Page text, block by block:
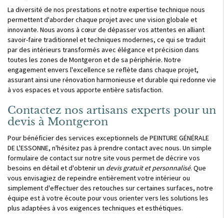
La diversité de nos prestations et notre expertise technique nous
permettent d'aborder chaque projet avec une vision globale et
innovante. Nous avons à cœur de dépasser vos attentes en alliant
savoir-faire traditionnel et techniques modernes, ce qui se traduit
par des intérieurs transformés avec élégance et précision dans
toutes les zones de Montgeron et de sa périphérie. Notre
engagement envers l'excellence se reflète dans chaque projet,
assurant ainsi une rénovation harmonieuse et durable qui redonne vie
à vos espaces et vous apporte entière satisfaction.
Contactez nos artisans experts pour un
devis à Montgeron
Pour bénéficier des services exceptionnels de PEINTURE GÉNÉRALE
DE L'ESSONNE, n'hésitez pas à prendre contact avec nous. Un simple
formulaire de contact sur notre site vous permet de décrire vos
besoins en détail et d'obtenir un devis gratuit et personnalisé. Que
vous envisagiez de repeindre entièrement votre intérieur ou
simplement d'effectuer des retouches sur certaines surfaces, notre
équipe est à votre écoute pour vous orienter vers les solutions les
plus adaptées à vos exigences techniques et esthétiques.